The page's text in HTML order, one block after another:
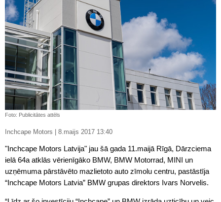
Foto: Publicitātes attēls
Inchcape Motors | 8.maijs 2017 13:40
"Inchcape Motors Latvija" jau šā gada 11.maijā Rīgā, Dārzciema
ielā 64a atklās vērienīgāko BMW, BMW Motorrad, MINI un
uzņēmuma pārstāvēto mazlietoto auto zīmolu centru, pastāstīja
“Inchcape Motors Latvia” BMW grupas direktors Ivars Norvelis.